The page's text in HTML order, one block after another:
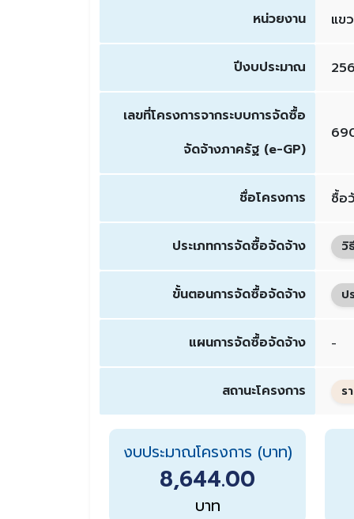
หน่วยงาน แข
ปีงบประมาณ
เลขที่โครงการจากระบบการจัดซื้อ
จัดจ้างภาครัฐ (e-GP)
ชื่อโครงการ ซื้อ
ประเภทการจัดซื้อจัดจ้าง วิ
ขั้นตอนการจัดซื้อจัดจ้าง ป
แผนการจัดซื้อจัดจ้าง -
สถานะโครงการ ร
งบประมาณโครงการ (บาท)
8,644.00
บาท